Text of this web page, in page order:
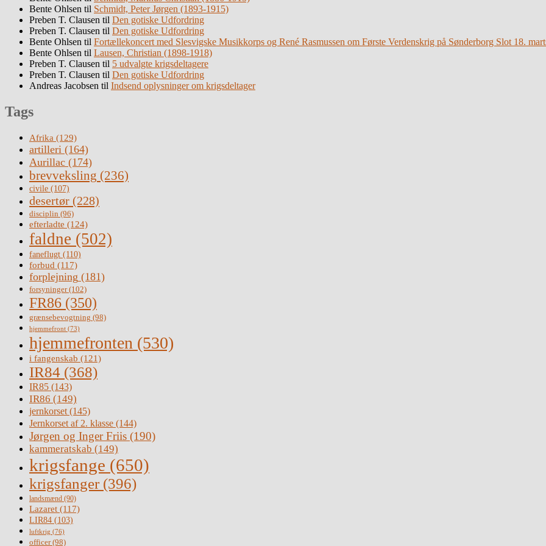
Bente Ohlsen til Schmidt, Peter Jørgen (1893-1915)
Preben T. Clausen til Den gotiske Udfordring
Preben T. Clausen til Den gotiske Udfordring
Bente Ohlsen til Fortællekoncert med Slesvigske Musikkorps og René Rasmussen om Første Verdenskrig på Sønderborg Slot 18.
Bente Ohlsen til Lausen, Christian (1898-1918)
Preben T. Clausen til 5 udvalgte krigsdeltagere
Preben T. Clausen til Den gotiske Udfordring
Andreas Jacobsen til Indsend oplysninger om krigsdeltager
Tags
Afrika (129)
artilleri (164)
Aurillac (174)
brevveksling (236)
civile (107)
desertør (228)
disciplin (96)
efterladte (124)
faldne (502)
faneflugt (110)
forbud (117)
forplejning (181)
forsyninger(102)
FR86 (350)
grænsebevogtning (98)
hjemmefront (73)
hjemmefronten (530)
i fangenskab (121)
IR84 (368)
IR85 (143)
IR86 (149)
jernkorset(145)
Jernkorset af 2. klasse (144)
Jørgen og Inger Friis (190)
kammeratskab (149)
krigsfange (650)
krigsfanger (396)
landsmænd (90)
Lazaret (117)
LIR84 (103)
luftkrig (76)
officer(98)